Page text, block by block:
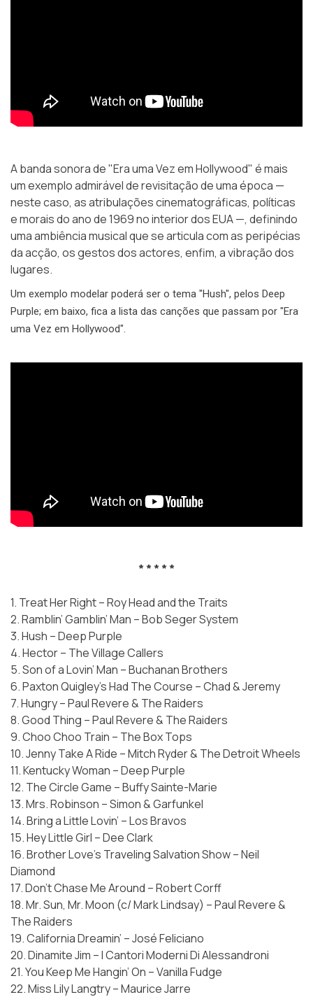
A banda sonora de "Era uma Vez em Hollywood" é mais
um exemplo admirável de revisitação de uma época —
neste caso, as atribulações cinematográficas, políticas
e morais do ano de 1969 no interior dos EUA —, definindo
uma ambiência musical que se articula com as peripécias
da acção, os gestos dos actores, enfim, a vibração dos
lugares.
Um exemplo modelar poderá ser o tema "Hush", pelos Deep
Purple; em baixo, fica a lista das canções que passam por "Era
uma Vez em Hollywood".
* * * * *
1. Treat Her Right – Roy Head and the Traits
2. Ramblin’ Gamblin’ Man – Bob Seger System
3. Hush – Deep Purple
4. Hector – The Village Callers
5. Son of a Lovin’ Man – Buchanan Brothers
6. Paxton Quigley’s Had The Course – Chad & Jeremy
7. Hungry – Paul Revere & The Raiders
8. Good Thing – Paul Revere & The Raiders
9. Choo Choo Train – The Box Tops
10. Jenny Take A Ride – Mitch Ryder & The Detroit Wheels
11. Kentucky Woman – Deep Purple
12. The Circle Game – Buffy Sainte-Marie
13. Mrs. Robinson – Simon & Garfunkel
14. Bring a Little Lovin’ – Los Bravos
15. Hey Little Girl – Dee Clark
16. Brother Love’s Traveling Salvation Show – Neil
Diamond
17. Don’t Chase Me Around – Robert Corff
18. Mr. Sun, Mr. Moon (c/ Mark Lindsay) – Paul Revere &
The Raiders
19. California Dreamin’ – José Feliciano
20. Dinamite Jim – I Cantori Moderni Di Alessandroni
21. You Keep Me Hangin’ On – Vanilla Fudge
22. Miss Lily Langtry – Maurice Jarre